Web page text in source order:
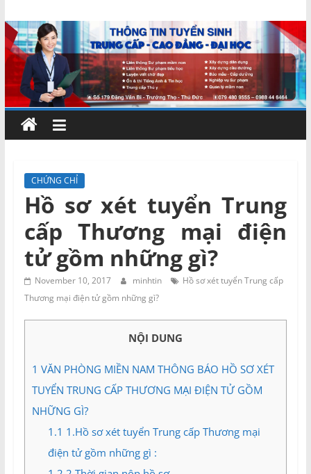
to
content
Chứng
chỉ
ngắn
hạn
–
MIENNAM
Education
Đào
tạo
Miền
CHỨNG CHỈ
Hồ sơ xét tuyển Trung
cấp Thương mại điện
tử gồm những gì?
November 10, 2017 minhtin
Hồ sơ xét tuyển Trung cấp
Thương mại điện tử gồm những gì?
NỘI DUNG
1 VĂN PHÒNG MIỀN NAM THÔNG BÁO HỒ SƠ XÉT
TUYỂN TRUNG CẤP THƯƠNG MẠI ĐIỆN TỬ GỒM
NHỮNG GÌ?
1.1 1.Hồ sơ xét tuyển Trung cấp Thương mại
điện tử gồm những gì :